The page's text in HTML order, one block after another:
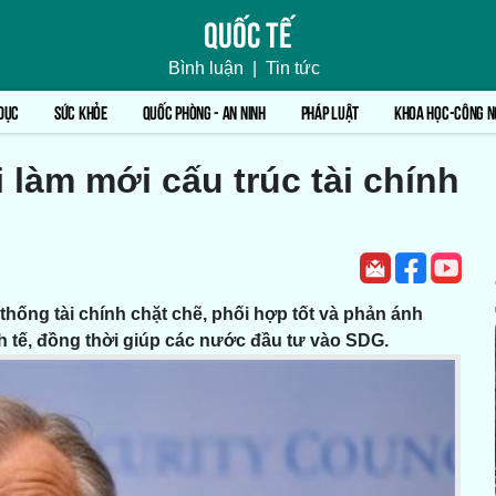
Quốc tế
Bình luận Tin tức
SỨC KHỎE QUỐC PHÒNG - AN NINH PHÁP LUẬT KHOA HỌC-CÔNG
mới cấu trúc tài chính
tài chính chặt chẽ, phối hợp tốt và phản ánh
đồng thời giúp các nước đầu tư vào SDG.